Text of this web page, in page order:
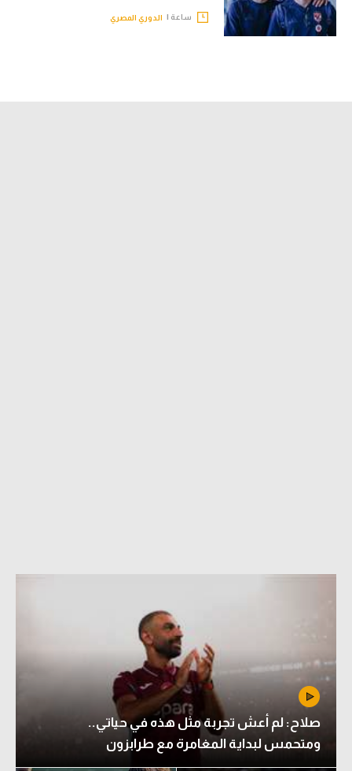
ساعة | الدوري المصري
صلاح: لم أعش تجربة مثل هذه في حياتي..
ومتحمس لبداية المغامرة مع طرابزون